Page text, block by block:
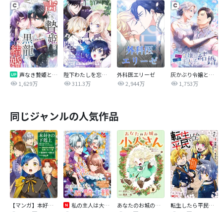
声なき贄姫と黒龍の結婚
1,629万
陛下わたしを忘れてください
311.3万
外科医エリーゼ
2,944万
灰かぶり令嬢と行き遅れ元王太子の結婚
1,753万
同じジャンルの人気作品
【マンガ】本好きの下剋上 第四部
私の主人は大きな犬系騎士様
あなたのお城の小人さん ～御飯下さい、働きますっ～（コミック）【分冊版】
転生したら平民でした。～生活水準に耐えられないので貴族を目指します～（コミック）